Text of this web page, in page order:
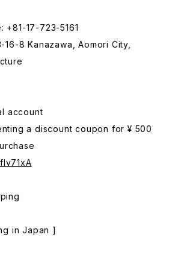
+81-17-723-5161
16-8 Kanazawa, Aomori City,
account
a discount coupon for ¥ 500
in Japan ]